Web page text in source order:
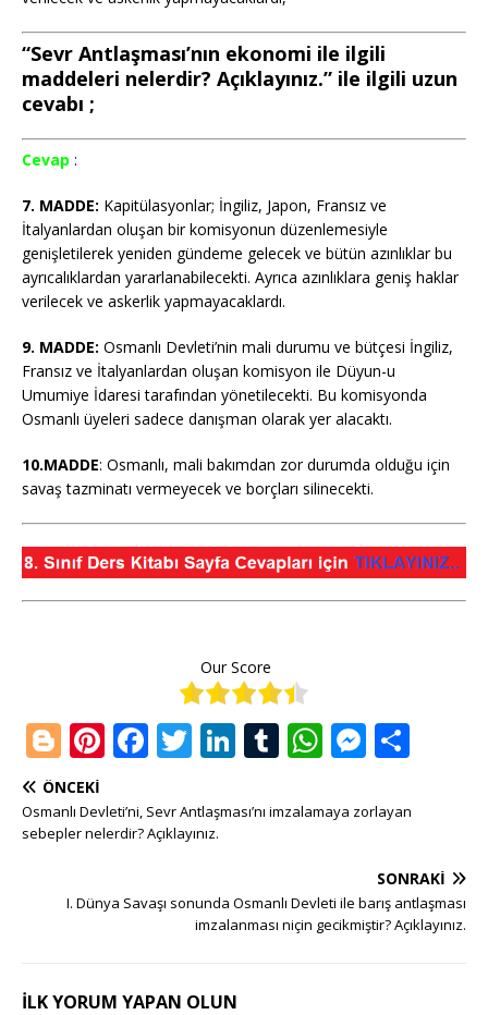
“Sevr Antlaşması’nın ekonomi ile ilgili
maddeleri nelerdir? Açıklayınız.” ile ilgili uzun
cevabı ;
Cevap :
7. MADDE: Kapitülasyonlar; İngiliz, Japon, Fransız ve
İtalyanlardan oluşan bir komisyonun düzenlemesiyle
genişletilerek yeniden gündeme gelecek ve bütün azınlıklar bu
ayrıcalıklardan yararlanabilecekti. Ayrıca azınlıklara geniş haklar
verilecek ve askerlik yapmayacaklardı.
9. MADDE: Osmanlı Devleti’nin mali durumu ve bütçesi İngiliz,
Fransız ve İtalyanlardan oluşan komisyon ile Düyun-u
Umumiye İdaresi tarafından yönetilecekti. Bu komisyonda
Osmanlı üyeleri sadece danışman olarak yer alacaktı.
10.MADDE: Osmanlı, mali bakımdan zor durumda olduğu için
savaş tazminatı vermeyecek ve borçları silinecekti.
Our Score
Bl
o
g
g
r
Pi
te
r
st
F
c
e
o
k
T
it
te
Li
k
n
T
m
W
at
p
p
M
ss
n
g
e
ar
ÖNCEKI
Osmanlı Devleti’ni, Sevr Antlaşması’nı imzalamaya zorlayan
sebepler nelerdir? Açıklayınız.
SONRAKI
I. Dünya Savaşı sonunda Osmanlı Devleti ile barış antlaşması
imzalanması niçin gecikmiştir? Açıklayınız.
İLK YORUM YAPAN OLUN